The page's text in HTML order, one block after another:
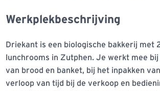
Werkplekbeschrijving
Driekant is een biologische bakkerij met
lunchrooms in Zutphen. Je werkt mee
van brood en banket, bij het inpakken
verloop van tijd bij de verkoop en